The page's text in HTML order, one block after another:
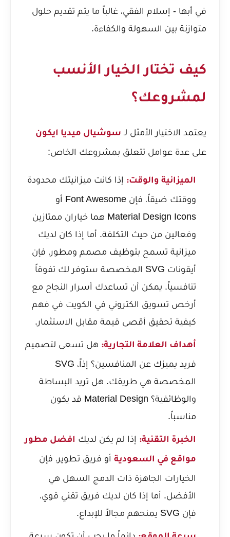
في أبها - إسلام الفقي، غالباً ما يتم تقديم حلول
متوازنة بين السهولة والكفاءة.
كيف تختار الخيار الأنسب
لمشروعك؟
يعتمد الاختيار الأمثل لـ سوشيال ميديا ايكون
على عدة عوامل تتعلق بمشروعك الخاص:
الميزانية والوقت: إذا كانت ميزانيتك محدودة
ووقتك ضيقاً، فإن Font Awesome أو
Material Design Icons هما خياران ممتازين
وفعالين من حيث التكلفة. أما إذا كان لديك
ميزانية تسمح بتوظيف مصمم ومطور، فإن
أيقونات SVG المخصصة ستوفر لك تفوقاً
تنافسياً. يمكن أن تساعدك أسرار النجاح مع
أرخص تسويق الكتروني في الكويت في فهم
كيفية تحقيق أقصى قيمة مقابل الاستثمار.
أهداف العلامة التجارية: هل تسعى لتصميم
فريد يميزك عن المنافسين؟ إذاً، SVG
المخصصة هي طريقك. هل تريد البساطة
والوظائفية؟ Material Design قد يكون
مناسباً.
الخبرة التقنية: إذا لم يكن لديك افضل مطور
مواقع في السعودية أو فريق تطوير، فإن
الخيارات الجاهزة ذات الدمج السهل هي
الأفضل. أما إذا كان لديك فريق تقني قوي،
فإن SVG يمنحهم مجالاً للإبداع.